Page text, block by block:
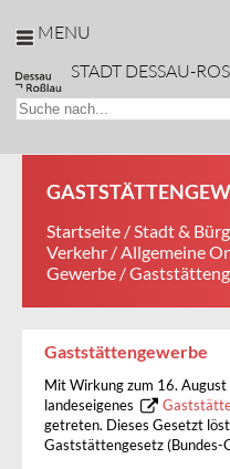
MENU
STADT DESSAU-
Startseite /Stadt &
Verkehr /Allgemeine
Gewerbe /
Gaststättengewerbe
Mit Wirkung zum 16.
landeseigenes
getreten. Dieses Gesetzt
Gaststättengesetz (Bundes-